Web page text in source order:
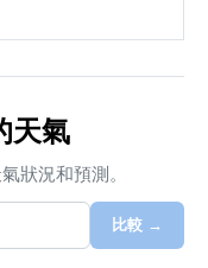
天氣
狀況和預測。
比較 →